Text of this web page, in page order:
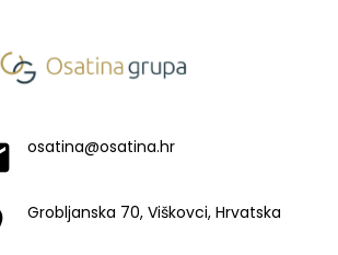
osatina@osatina.hr
Grobljanska 70, Viškovci, Hrvatska